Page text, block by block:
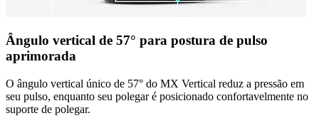
Ângulo vertical de 57° para postura de pulso
aprimorada
O ângulo vertical único de 57° do MX Vertical reduz a pressão em
seu pulso, enquanto seu polegar é posicionado confortavelmente no
suporte de polegar.